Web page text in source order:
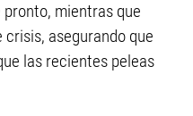
mientras que
asegurando que
las recientes peleas